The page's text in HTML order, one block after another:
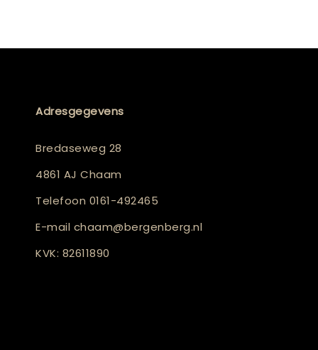
Adresgegevens
Bredaseweg 28
4861 AJ Chaam
Telefoon 0161-492465
E-mail chaam@bergenberg.nl
KVK: 82611890